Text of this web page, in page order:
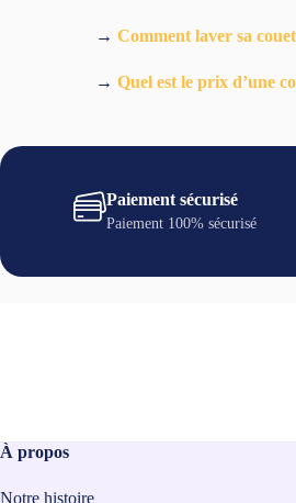
→Comment laver sa
→Quel est le prix d’une
Paiement sécurisé
Paiement 100% sécurisé
À propos
Notre histoire